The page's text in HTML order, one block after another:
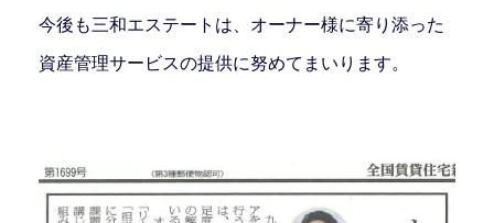
今後も三和エステートは、オーナー様に寄り添った
資産管理サービスの提供に努めてまいります。